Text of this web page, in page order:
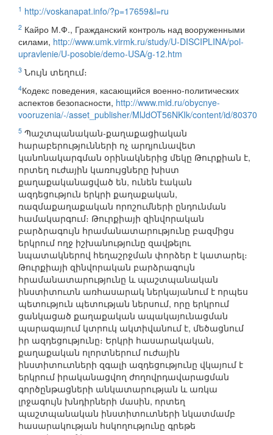
1 http://voskanapat.info/?p=17659&l=ru
2 Кайро М.Ф., Гражданский контроль над вооруженными
силами, http://www.umk.virmk.ru/study/U-DISCIPLINA/pol-
upravlenie/U-posobie/demo-USA/g-12.htm
3 Նույն տեղում։
4Кодекс поведения, касающийся военно-политических
аспектов безопасности, http://www.mid.ru/obycnye-
vooruzenia/-/asset_publisher/MlJdOT56NKIk/content/id/80370
5 Պաշտպանական-քաղաքացիական
հարաբերությունների ոչ արդյունավետ
կանոնակարգման օրինակներից մեկը Թուրքիան է,
որտեղ ուժային կառույցները խիստ
քաղաքականացված են, ունեն էական
ազդեցություն երկրի քաղաքական,
ռազմաքաղաքական որոշումների ընդունման
համակարգում։ Թուրքիայի զինվորական
բարձրագույն հրամանատարությունը բազմիցս
երկրում ողջ իշխանությունը զավթելու
նպատակներով հեղաշրջման փորձեր է կատարել։
Թուրքիայի զինվորական բարձրագույն
հրամանատարությունը և պաշտպանական
ինստիտուտն առհասարակ ներկայանում է որպես
պետություն պետության ներսում, որը երկրում
ցանկացած քաղաքական ապակայունացման
պարագայում կտրուկ ակտիվանում է, մեծացնում
իր ազդեցությունը։ Երկրի հասարակական,
քաղաքական ոլորտներում ուժային
ինստիտուտների զգալի ազդեցությունը վկայում է
երկրում իրականացվող ժողովրդավարացման
գործընթացների անկատարության և առկա
լրջագույն խնդիրների մասին, որտեղ
պաշտպանական ինստիտուտների նկատմամբ
հասարակության հսկողությունը գրեթե